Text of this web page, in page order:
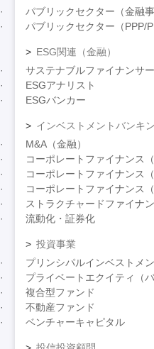
パブリックセクター（金融事
パブリックセクター（PPP/
ESG関連（金融）
サステナブルファイナンサ
ESGアナリスト
ESGバンカー
インベストメントバンキ
M&A（金融）
コーポレートファイナンス
コーポレートファイナンス
コーポレートファイナンス（
ストラクチャードファイナ
流動化・証券化
投資事業
プリンシパルインベストメ
プライベートエクイティ（
複合型ファンド
不動産ファンド
ベンチャーキャピタル